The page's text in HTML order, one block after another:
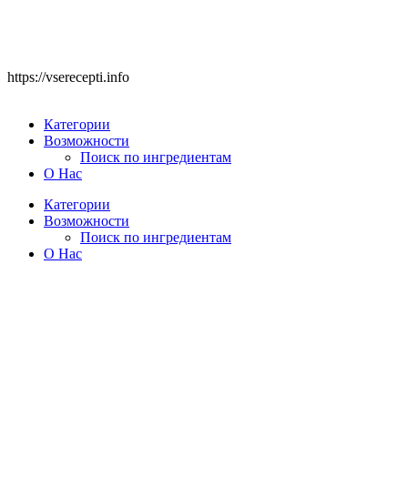
https://vserecepti.info
Категории
Возможности
Поиск по ингредиентам
О Нас
Категории
Возможности
Поиск по ингредиентам
О Нас